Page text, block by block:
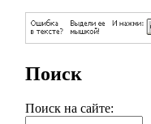
Поиск
Поиск на сайте: